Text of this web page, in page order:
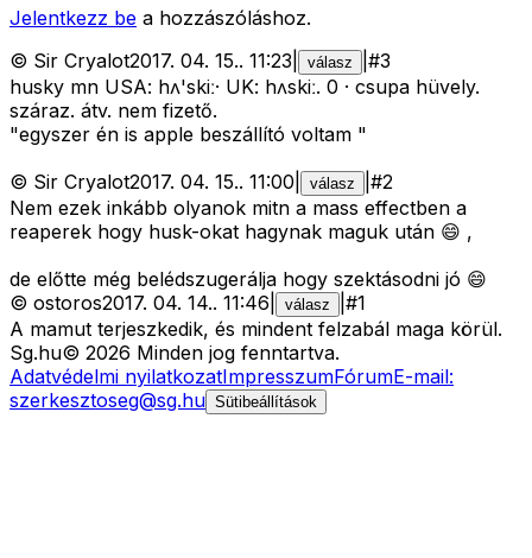
Jelentkezz be a hozzászóláshoz.
© Sir Cryalot2017. 04. 15.. 11:23 válasz #3
husky mn USA: hʌ'skiː· UK: hʌskiː. 0 · csupa hüvely.
száraz. átv. nem fizető.
"egyszer én is apple beszállító voltam "
© Sir Cryalot2017. 04. 15.. 11:00 válasz #2
Nem ezek inkább olyanok mitn a mass effectben a
reaperek hogy husk-okat hagynak maguk után 😄 ,
de előtte még belédszugerálja hogy szektásodni jó 😄
© ostoros2017. 04. 14.. 11:46 válasz #1
A mamut terjeszkedik, és mindent felzabál maga körül.
Sg.hu© 2026 Minden jog fenntartva.
Adatvédelmi nyilatkozatImpresszumFórumE-mail:
szerkesztoseg@sg.hu Sütibeállítások